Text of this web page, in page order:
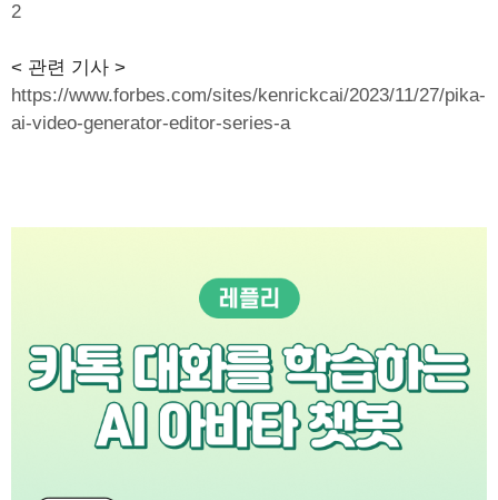
2
< 관련 기사 >
https://www.forbes.com/sites/kenrickcai/2023/11/27/pika-
ai-video-generator-editor-series-a